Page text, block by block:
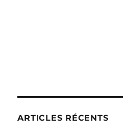
ARTICLES RÉCENTS